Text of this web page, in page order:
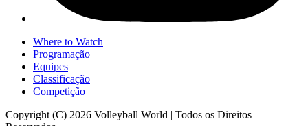
Where to Watch
Programação
Equipes
Classificação
Competição
Copyright (C) 2026 Volleyball World | Todos os Direitos